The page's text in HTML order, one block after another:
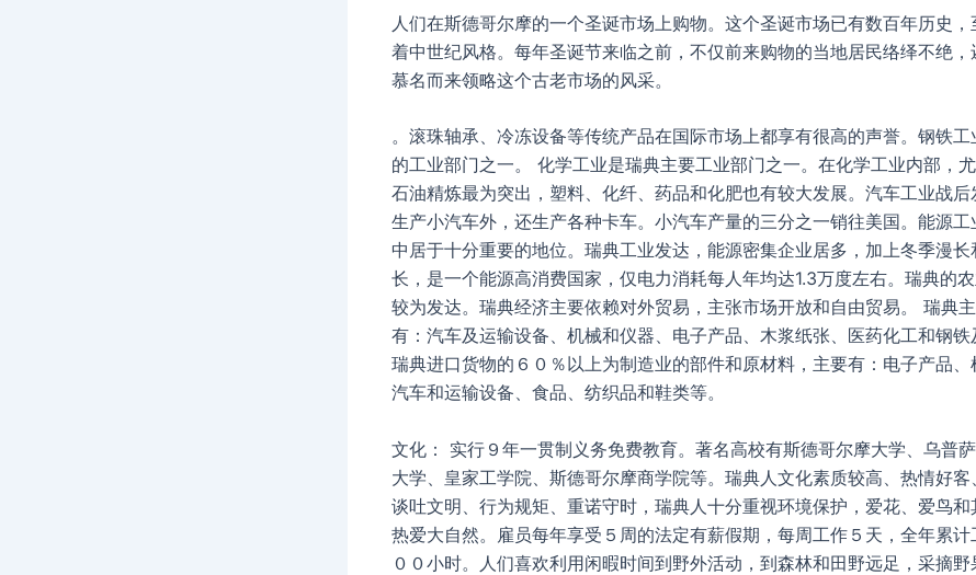
人们在斯德哥尔摩的一个圣诞市场上购物。这个圣诞市场已有数百年历史
着中世纪风格。每年圣诞节来临之前，不仅前来购物的当地居民络绎不绝，
慕名而来领略这个古老市场的风采。
。滚珠轴承、冷冻设备等传统产品在国际市场上都享有很高的声誉。钢铁工
的工业部门之一。 化学工业是瑞典主要工业部门之一。在化学工业内部，尤
石油精炼最为突出，塑料、化纤、药品和化肥也有较大发展。汽车工业战后
生产小汽车外，还生产各种卡车。小汽车产量的三分之一销往美国。能源
中居于十分重要的地位。瑞典工业发达，能源密集企业居多，加上冬季漫长
长，是一个能源高消费国家，仅电力消耗每人年均达1.3万度左右。瑞典的
较为发达。瑞典经济主要依赖对外贸易，主张市场开放和自由贸易。 瑞典
有：汽车及运输设备、机械和仪器、电子产品、木浆纸张、医药化工和钢铁
瑞典进口货物的６０％以上为制造业的部件和原材料，主要有：电子产品、
汽车和运输设备、食品、纺织品和鞋类等。
文化： 实行９年一贯制义务免费教育。著名高校有斯德哥尔摩大学、乌普
大学、皇家工学院、斯德哥尔摩商学院等。瑞典人文化素质较高、热情好客
谈吐文明、行为规矩、重诺守时，瑞典人十分重视环境保护，爱花、爱鸟和
热爱大自然。雇员每年享受５周的法定有薪假期，每周工作５天，全年累计
００小时。人们喜欢利用闲暇时间到野外活动，到森林和田野远足，采摘野